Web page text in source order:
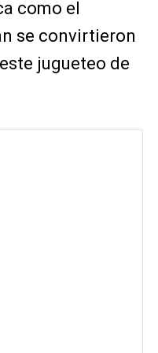
como el
se convirtieron
jugueteo de